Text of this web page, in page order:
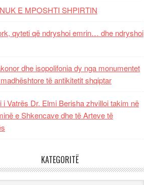
E MPOSHTI SHPIRTIN
qyteti që ndryshoi emrin… dhe ndryshoi
dhe isopolifonia dy nga monumentet
të antikitetit shqiptar
i Vatrës Dr. Elmi Berisha zhvilloi takim në
e Shkencave dhe të Arteve të
KATEGORITË